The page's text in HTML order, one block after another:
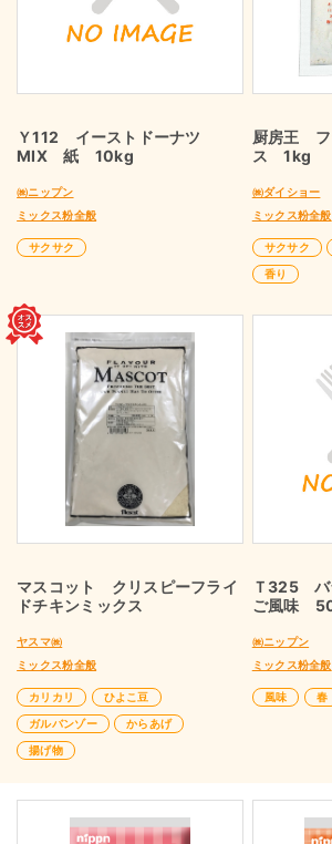
Ｙ112 イーストドーナツ
MIX 紙 10kg
㈱ニップン
ミックス粉全般
サクサク
厨房王 フ
ス 1kg
㈱ダイショー
ミックス粉全般
サクサク
香り
マスコット クリスピーフライ
ドチキンミックス
ヤスマ㈱
ミックス粉全般
カリカリ
ひよこ豆
ガルバンゾー
からあげ
揚げ物
Ｔ325 バ
ご風味
㈱ニップン
ミックス粉全般
風味 春